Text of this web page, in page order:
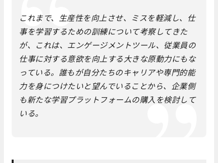
これまで、生産性を向上させ、ミスを軽減し、仕
事を学習するための訓練について考察してきた
が、これは、エンゲージメントツール、従業員の
仕事に対する意欲を向上する大きな原動力にもな
っている。誰もが自分たちのキャリアや専門的能
力を身につけたいと望んでいることから、企業側
も新たな学習プラットフォームの購入を検討して
いる。